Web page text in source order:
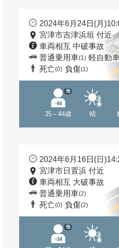
2024年6月24日(月
宮津市吉津浜垣 付近
車両相互 中破事故
普通乗用車(1) 軽自動車
死亡(0) 負傷(1)
35～44歳
他
晴
2024年6月16日(日
宮津市日置浜 付近
車両相互 大破事故
普通乗用車(2)
死亡(0) 負傷(2)
他